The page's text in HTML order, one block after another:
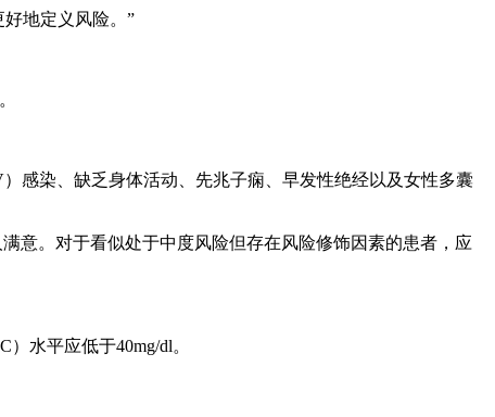
好地定义风险。”
感染、缺乏身体活动、先兆子痫、早发性绝经以及女性多囊
意。对于看似处于中度风险但存在风险修饰因素的患者，应
水平应低于40mg/dl。